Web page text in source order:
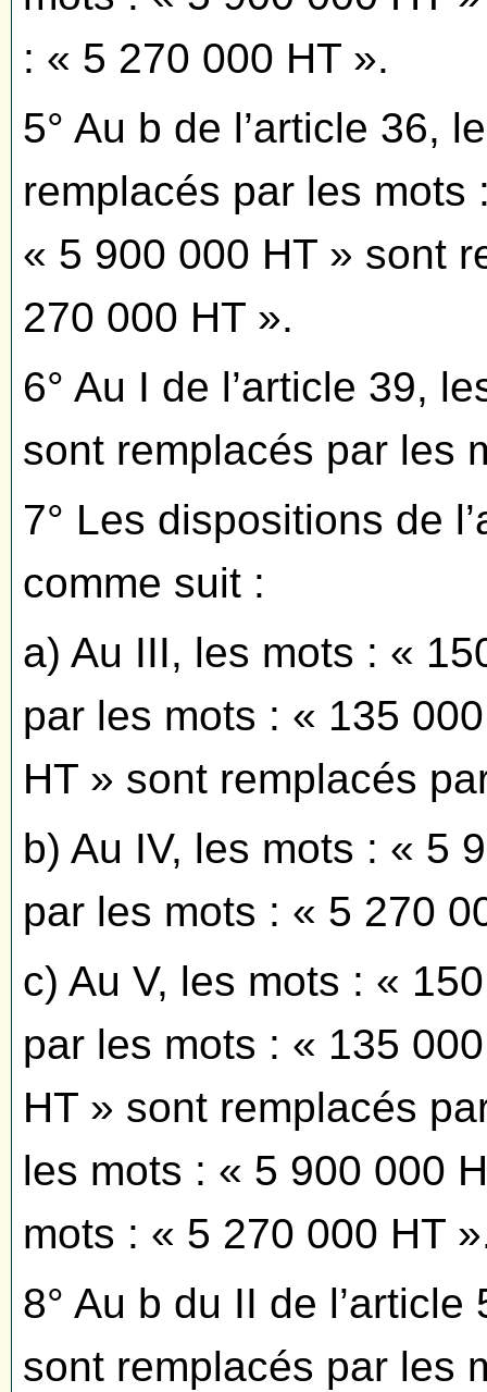
: « 5 270 000 HT ».
5° Au b de l’article 36,
remplacés par les mots
« 5 900 000 HT » sont
270 000 HT ».
6° Au I de l’article 39,
sont remplacés par les
7° Les dispositions de
comme suit :
a) Au III, les mots : «
par les mots : « 135
HT » sont remplacés
b) Au IV, les mots : « 5
par les mots : « 5 270
c) Au V, les mots : «
par les mots : « 135
HT » sont remplacés
les mots : « 5 900 000
mots : « 5 270 000 HT
8° Au b du II de
sont remplacés par les